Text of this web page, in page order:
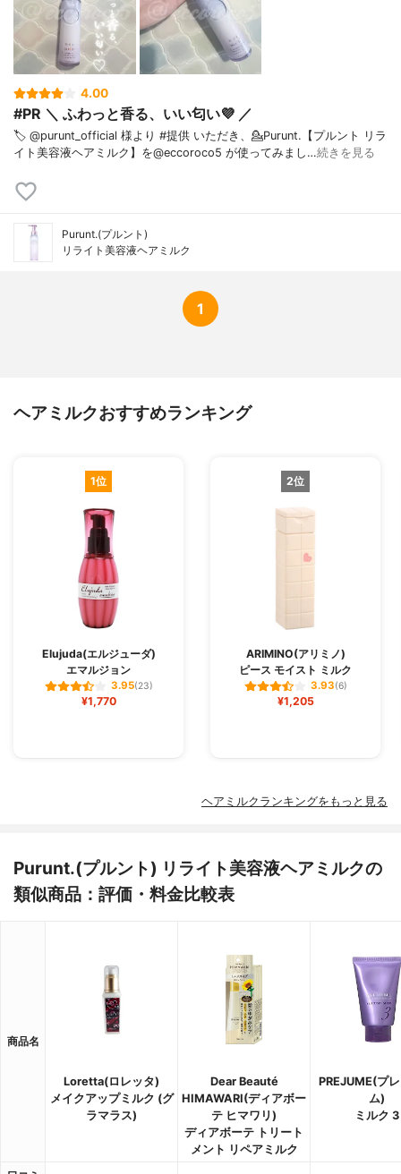
4.00
#PR ＼ ふわっと香る、いい匂い💜 ／
🏷️ @purunt_official 様より #提供 いただき、⁡💁Purunt.【プルント リラ
イト美容液ヘアミルク】を@eccoroco5 が使ってみまし…続きを見る
Purunt.(プルント)
リライト美容液ヘアミルク
1
ヘアミルクおすすめランキング
1位
Elujuda(エルジューダ)
エマルジョン
3.95(23)
¥1,770
2位
ARIMINO(アリミノ)
ピース モイスト ミルク
3.93(6)
¥1,205
ヘアミルクランキングをもっと見る
Purunt.(プルント) リライト美容液ヘアミルクの
類似商品：評価・料金比較表
商品名
Loretta(ロレッタ)
メイクアップミルク (グ
ラマラス)
Dear Beauté
HIMAWARI(ディアボー
テ ヒマワリ)
ディアボーテ トリート
メント リペアミルク
PREJUME(プ
ム)
ミルク 3